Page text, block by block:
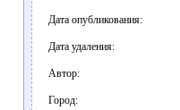
Дата опубликования:
Дата удаления:
Автор:
Город: